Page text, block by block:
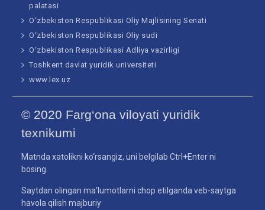
palatasi
O‘zbekiston Respublikasi Oliy Majlisining Senati
O‘zbekiston Respublikasi Oliy sudi
O‘zbekiston Respublikasi Adliya vazirligi
Toshkent davlat yuridik universiteti
www.lex.uz
© 2020 Farg‘ona viloyati yuridik
texnikumi
Matnda xatolikni ko‘rsangiz, uni belgilab Ctrl+Enter ni
bosing.
Saytdan olingan ma’lumotlarni chop etilganda veb-saytga
havola qilish majburiy